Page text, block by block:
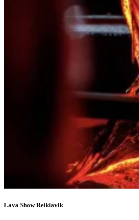
Lava Show Reikiavik